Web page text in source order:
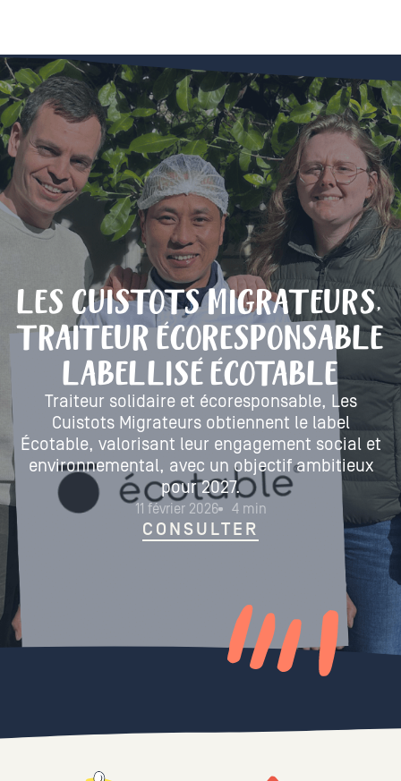
LES CUISTOTS MIGRATEURS,
TRAITEUR ÉCORESPONSABLE
LABELLISÉ ÉCOTABLE
Traiteur solidaire et écoresponsable, Les
Cuistots Migrateurs obtiennent le label
Écotable, valorisant leur engagement social et
environnemental, avec un objectif ambitieux
pour 2027.
11 février 2026 4 min
CONSULTER